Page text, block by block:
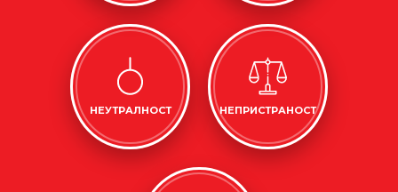
НЕУТРАЛНОСТ НЕПРИСТРАНОСТ